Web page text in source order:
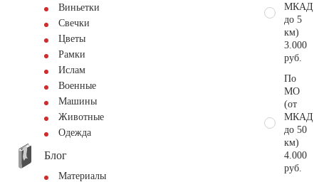
Виньетки
Свечки
Цветы
Рамки
Ислам
Военные
Машины
Животные
Одежда
Блог
Материалы
МКАД
до 5
км)
3.000
руб.
По
МО
(от
МКАД
до 50
км)
4.000
руб.